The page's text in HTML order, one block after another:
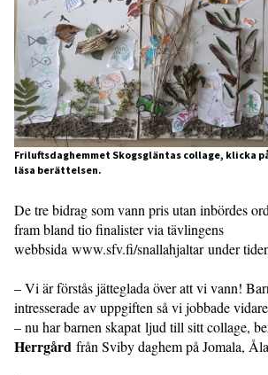
Friluftsdaghemmet Skogsgläntas collage, klicka
läsa berättelsen.
De tre bidrag som vann pris utan inbördes
fram bland tio finalister via tävlingens
webbsida www.sfv.fi/snallahjaltar under
– Vi är förstås jätteglada över att vi vann!
intresserade av uppgiften så vi jobbade
– nu har barnen skapat ljud till sitt collage,
Herrgård från Sviby daghem på Jomala,